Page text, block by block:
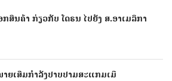
ສິນຄ້າ ກ່ຽວກັບ ໂດຣນ ໄປຍັງ ສ.ອາເມລິກາ
ຍເສີມກຳລັງປາບປາມສະແກມເມີ